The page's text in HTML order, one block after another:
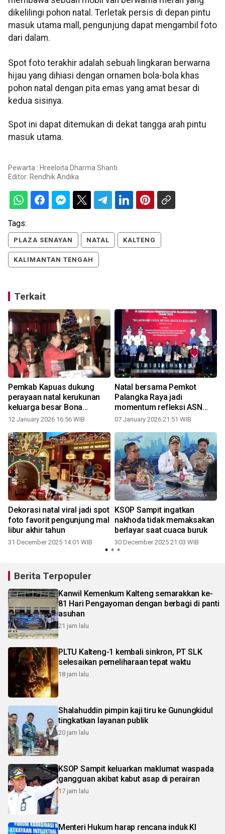
dikelilingi pohon natal. Terletak persis di depan pintu
masuk utama mall, pengunjung dapat mengambil foto
dari dalam.
Spot foto terakhir adalah sebuah lingkaran berwarna
hijau yang dihiasi dengan ornamen bola-bola khas
pohon natal dengan pita emas yang amat besar di
kedua sisinya.
Spot ini dapat ditemukan di dekat tangga arah pintu
masuk utama.
Pewarta : Hreeloita Dharma Shanti
Editor: Rendhik Andika
Tags:
PLAZA SENAYAN NATAL KALTENG
KALIMANTAN TENGAH
Terkait
Pemkab Kapuas dukung
perayaan natal kerukunan
keluarga besar Bona
Pasogit
12 January 2026 16:56 WIB
Natal bersama Pemkot
Palangka Raya jadi
momentum refleksi ASN
wujudkan kesejahteraan
07 January 2026 21:51 WIB
Dekorasi natal viral jadi spot
foto favorit pengunjung mal
libur akhir tahun
31 December 2025 14:01 WIB
KSOP Sampit ingatkan
nakhoda tidak memaksakan
berlayar saat cuaca buruk
30 December 2025 21:03 WIB
Berita Terpopuler
Kanwil Kemenkum Kalteng semarakkan ke-
81 Hari Pengayoman dengan berbagi di panti
asuhan
21 jam lalu
PLTU Kalteng-1 kembali sinkron, PT SLK
selesaikan pemeliharaan tepat waktu
18 jam lalu
Shalahuddin pimpin kaji tiru ke Gunungkidul
tingkatkan layanan publik
20 jam lalu
KSOP Sampit keluarkan maklumat waspada
gangguan akibat kabut asap di perairan
17 jam lalu
Menteri Hukum harap rencana induk KI